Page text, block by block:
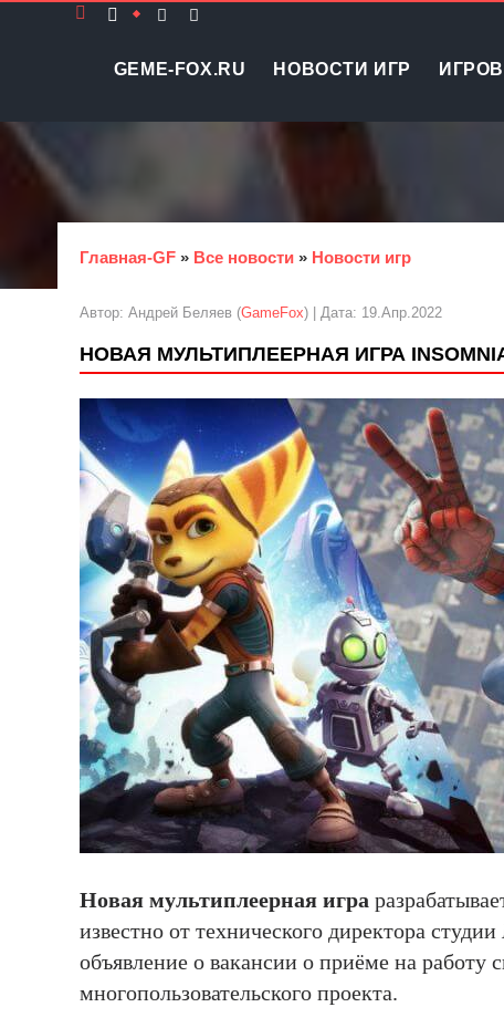
GEME-FOX.RU НОВОСТИ ИГР
Главная-GF » Все новости » Новости игр
Автор: Андрей Беляев (GameFox) | Дата: 19.Апр.2022
НОВАЯ МУЛЬТИПЛЕЕРНАЯ ИГРА
Новая мультиплеерная игра
известно от технического директора студии
объявление о вакансии о приёме на работу
многопользовательского проекта.